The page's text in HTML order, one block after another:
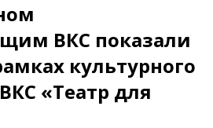
ВКС показали
культурного
«Театр для